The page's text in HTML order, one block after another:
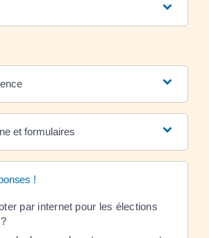
et formulaires
!
par internet pour les élections